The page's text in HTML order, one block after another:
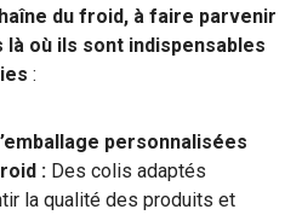
du froid, à faire parvenir
où ils sont indispensables
:
personnalisées
: Des colis adaptés
la qualité des produits et